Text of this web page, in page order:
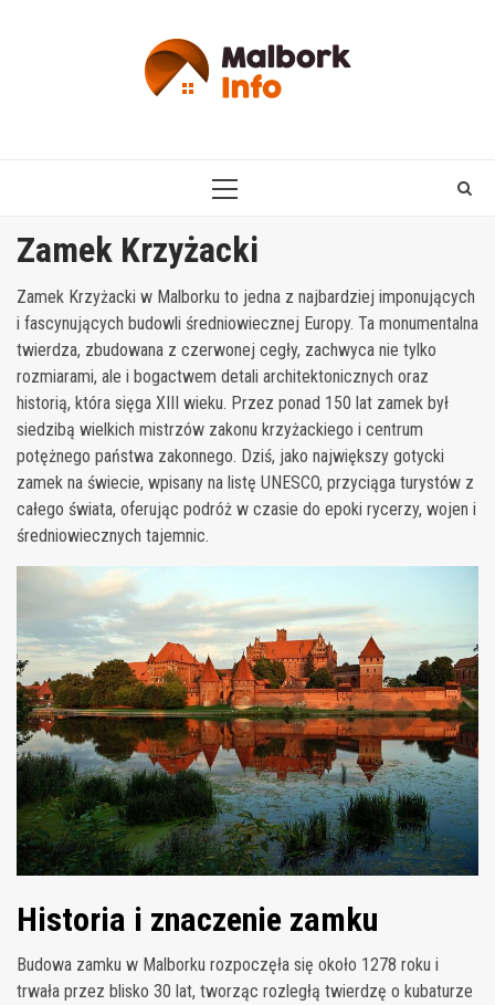
PRIMARY
Zamek Krzyżacki
Zamek Krzyżacki w Malborku to jedna z najbardziej imponujących
i fascynujących budowli średniowiecznej Europy. Ta monumentalna
twierdza, zbudowana z czerwonej cegły, zachwyca nie tylko
rozmiarami, ale i bogactwem detali architektonicznych oraz
historią, która sięga XIII wieku. Przez ponad 150 lat zamek był
siedzibą wielkich mistrzów zakonu krzyżackiego i centrum
potężnego państwa zakonnego. Dziś, jako największy gotycki
zamek na świecie, wpisany na listę UNESCO, przyciąga turystów z
całego świata, oferując podróż w czasie do epoki rycerzy, wojen i
średniowiecznych tajemnic.
Historia i znaczenie zamku
Budowa zamku w Malborku rozpoczęła się około 1278 roku i
trwała przez blisko 30 lat, tworząc rozległą twierdzę o kubaturze